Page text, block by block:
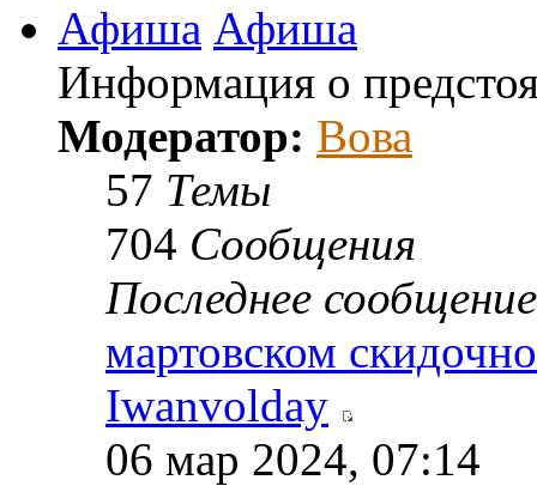
Афиша
Информация о
Модератор: Вова
57 Темы
704 Сообщения
Последнее сообщение
мартовском
Iwanvolday
06 мар 2024, 07:14